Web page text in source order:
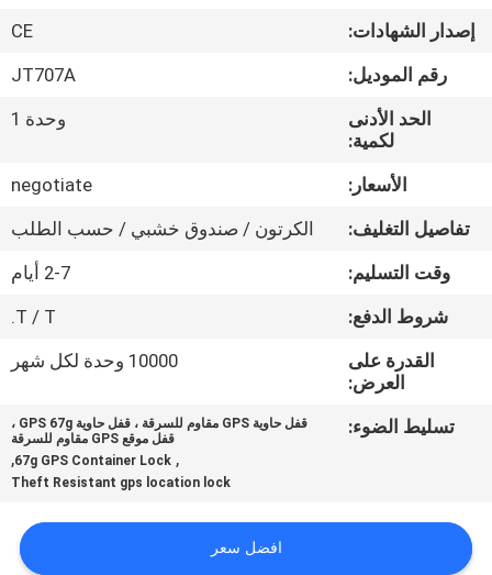
عرض
الواقع
الافتراضي
معلومات
عنا
جولة
المعمل
مراقبة
اتصل
إصدار الشهادات:
CE
رقم الموديل:
JT707A
الحد الأدنى
لكمية:
وحدة 1
الأسعار:
negotiate
تفاصيل التغليف:
الكرتون / صندوق خشبي / حسب الطلب
وقت التسليم:
2-7 أيام
شروط الدفع:
T / T.
القدرة على
العرض:
10000 وحدة لكل شهر
تسليط الضوء:
قفل حاوية GPS مقاوم للسرقة ، قفل حاوية GPS 67g ،
قفل موقع GPS مقاوم للسرقة
,
67g GPS Container Lock
,
Theft Resistant gps location lock
افضل سعر